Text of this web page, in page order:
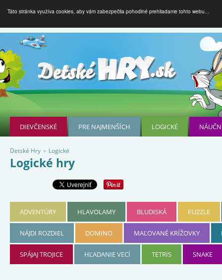
Táto stránka využíva cookies, aby vám zabezpečila pohodlné prehliadanie tohto webu...
DIEVČENSKÉ PRE NAJMENŠÍCH LOGICKÉ
Detské Hry » Logické
Logické hry
ADVENTÚRY HLAVOLAMY BLUDISKÁ PUZZLE
NÁJDI ROZDIEL DOMINO MAĽOVANÉ KRÍŽOVKY
SPÁJAJ TROJICE HĽADANIE VECÍ TETRIS SNAKE